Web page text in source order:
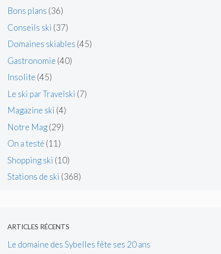
Bons plans (36)
Conseils ski (37)
Domaines skiables (45)
Gastronomie (40)
Insolite (45)
Le ski par Travelski (7)
Magazine ski (4)
Notre Mag(29)
On a testé (11)
Shopping ski (10)
Stations de ski (368)
ARTICLES RÉCENTS
Le domaine des Sybelles fête ses 20 ans